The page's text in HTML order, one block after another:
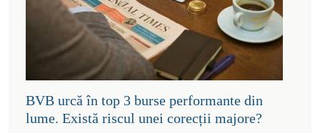
BVB urcă în top 3 burse performante din
lume. Există riscul unei corecții majore?